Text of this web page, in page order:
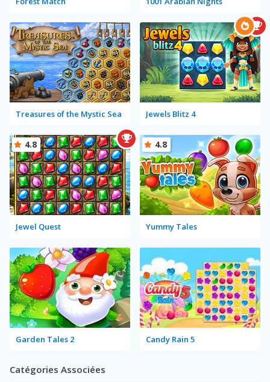
Treasures of the Mystic Sea Jewels Blitz 4
Jewel Quest
4.8
Yummy Tales
4.8
Garden Tales 2 Candy Rain 5
Catégories Associées